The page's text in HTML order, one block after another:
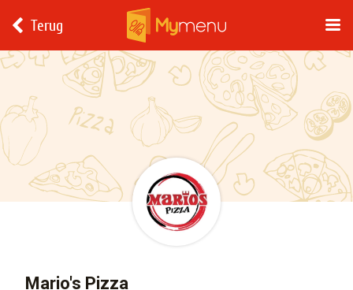
Terug
Mario's Pizza